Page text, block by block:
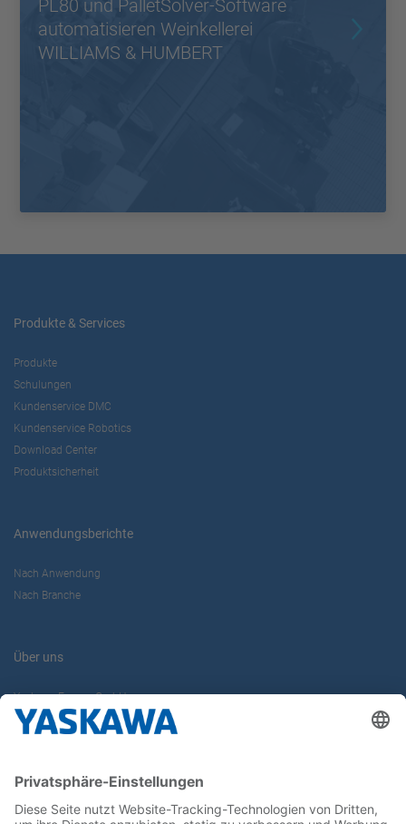
PL80 und PalletSolver-Software
automatisieren Weinkellerei
WILLIAMS & HUMBERT
Produkte & Services
Produkte
Schulungen
Kundenservice DMC
Kundenservice Robotics
Download Center
Produktsicherheit
Anwendungsberichte
Nach Anwendung
Nach Branche
Über uns
Yaskawa Europe GmbH
Karriere
Newsletter